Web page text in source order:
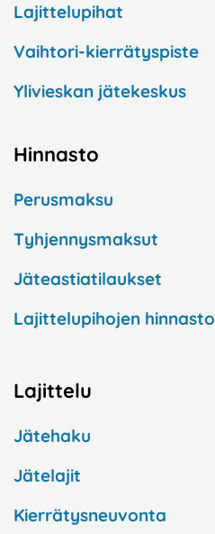
Lajittelupihat
Vaihtori-kierrätyspiste
Ylivieskan jätekeskus
Hinnasto
Perusmaksu
Tyhjennysmaksut
Jäteastiatilaukset
Lajittelupihojen hinnasto
Lajittelu
Jätehaku
Jätelajit
Kierrätysneuvonta